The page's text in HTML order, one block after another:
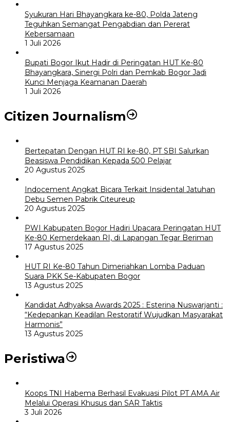
Syukuran Hari Bhayangkara ke-80, Polda Jateng
Teguhkan Semangat Pengabdian dan Pererat
Kebersamaan
1 Juli 2026
Bupati Bogor Ikut Hadir di Peringatan HUT Ke-80
Bhayangkara, Sinergi Polri dan Pemkab Bogor Jadi
Kunci Menjaga Keamanan Daerah
1 Juli 2026
Citizen Journalism
Bertepatan Dengan HUT RI ke-80, PT SBI Salurkan
Beasiswa Pendidikan Kepada 500 Pelajar
20 Agustus 2025
Indocement Angkat Bicara Terkait Insidental Jatuhan
Debu Semen Pabrik Citeureup
20 Agustus 2025
PWI Kabupaten Bogor Hadiri Upacara Peringatan HUT
Ke-80 Kemerdekaan RI, di Lapangan Tegar Beriman
17 Agustus 2025
HUT RI Ke-80 Tahun Dimeriahkan Lomba Paduan
Suara PKK Se-Kabupaten Bogor
13 Agustus 2025
Kandidat Adhyaksa Awards 2025 : Esterina Nuswarjanti :
“Kedepankan Keadilan Restoratif Wujudkan Masyarakat
Harmonis”
13 Agustus 2025
Peristiwa
Koops TNI Habema Berhasil Evakuasi Pilot PT AMA Air
Melalui Operasi Khusus dan SAR Taktis
3 Juli 2026